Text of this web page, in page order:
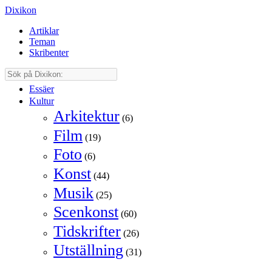
Dixikon
Artiklar
Teman
Skribenter
Essäer
Kultur
Arkitektur (6)
Film (19)
Foto (6)
Konst (44)
Musik (25)
Scenkonst (60)
Tidskrifter (26)
Utställning (31)